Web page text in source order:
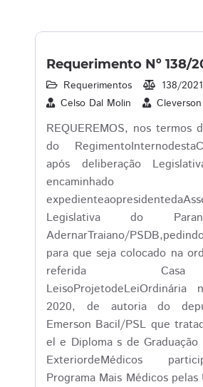
Requerimento Nº 138/
Requerimentos 138/2021
Celso Dal Molin
REQUEREMOS, nos termos
do
após deliberação
encaminhado
Legislativa do
AdernarTraiano/
para que seja colocado na
referida
2020, de autoria do
Emerson Bacil/PSL que
el e Diploma s de Graduação
ExteriordeMédicos
Programa Mais Médicos pelas